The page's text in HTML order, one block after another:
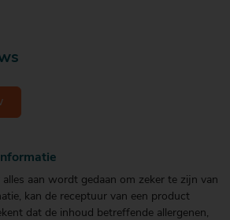
aan wordt gedaan om zeker te zijn van
kan de receptuur van een product
dat de inhoud betreffende allergenen,